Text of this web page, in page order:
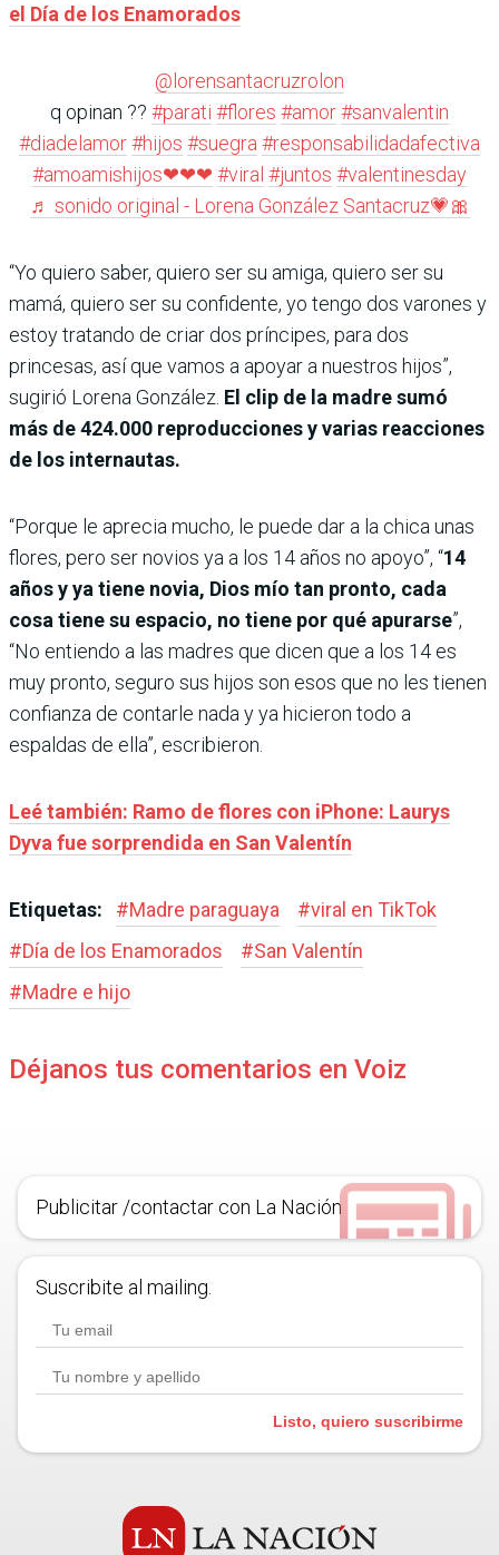
el Día de los Enamorados
@lorensantacruzrolon
q opinan ?? #parati #flores #amor#sanvalentin
#diadelamor#hijos #suegra #responsabilidadafectiva
#amoamishijos❤❤❤ #viral #juntos #valentinesday
♬ sonido original - Lorena González Santacruz💗🎀
“Yo quiero saber, quiero ser su amiga, quiero ser su
mamá, quiero ser su confidente, yo tengo dos varones y
estoy tratando de criar dos príncipes, para dos
princesas, así que vamos a apoyar a nuestros hijos”,
sugirió Lorena González. El clip de la madre sumó
más de 424.000 reproducciones y varias reacciones
de los internautas.
“Porque le aprecia mucho, le puede dar a la chica unas
flores, pero ser novios ya a los 14 años no apoyo”, “14
años y ya tiene novia, Dios mío tan pronto, cada
cosa tiene su espacio, no tiene por qué apurarse”,
“No entiendo a las madres que dicen que a los 14 es
muy pronto, seguro sus hijos son esos que no les tienen
confianza de contarle nada y ya hicieron todo a
espaldas de ella”, escribieron.
Leé también: Ramo de flores con iPhone: Laurys
Dyva fue sorprendida en San Valentín
Etiquetas: #Madre paraguaya #viral en TikTok
#Día de los Enamorados #San Valentín
#Madre e hijo
Déjanos tus comentarios en Voiz
Publicitar /contactar con La Nación
Suscribite al mailing.
Listo, quiero suscribirme